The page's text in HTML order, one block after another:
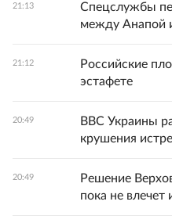
21:13
Спецслужбы
между Анапой
21:12
Российские
эстафете
20:49
ВВС Украины
крушения
20:49
Решение
пока не